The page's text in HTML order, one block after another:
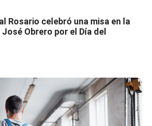
Rosario celebró una misa en la
Obrero por el Día del